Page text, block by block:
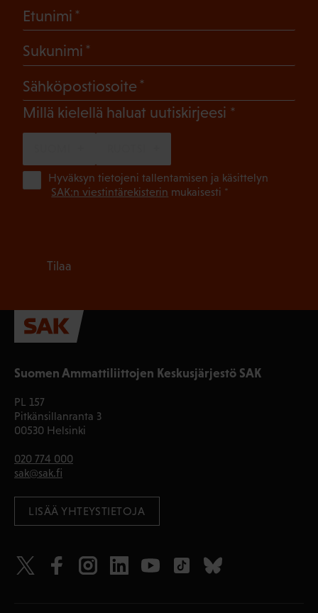
Suomen Ammattiliittojen Keskusjärjestö SAK
PL 157
Pitkänsillanranta 3
00530 Helsinki
020 774 000
sak@sak.fi
LISÄÄ YHTEYSTIETOJA
Etunimi
Sukunimi
Sähköpostiosoite
Millä kielellä haluat uutiskirjeesi (Pakollinen)
Hyväksyn tietojeni tallentamisen ja käsittelyn
SAK:n viestintärekisterin mukaisesti *
Tilaa